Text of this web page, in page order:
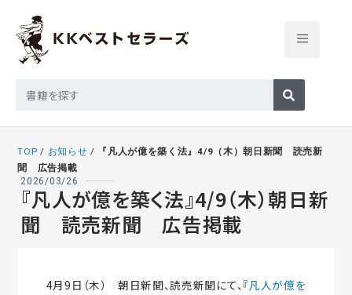
TOP / お知らせ /
『凡人が億を築く法』4/9（木）朝日新聞 読売新
聞 広告掲載
2026/03/26
『凡人が億を築く法』4/9（木）朝日新
聞 読売新聞 広告掲載
4月9日（木） 朝日新聞、読売新聞にて、 『凡人が億を